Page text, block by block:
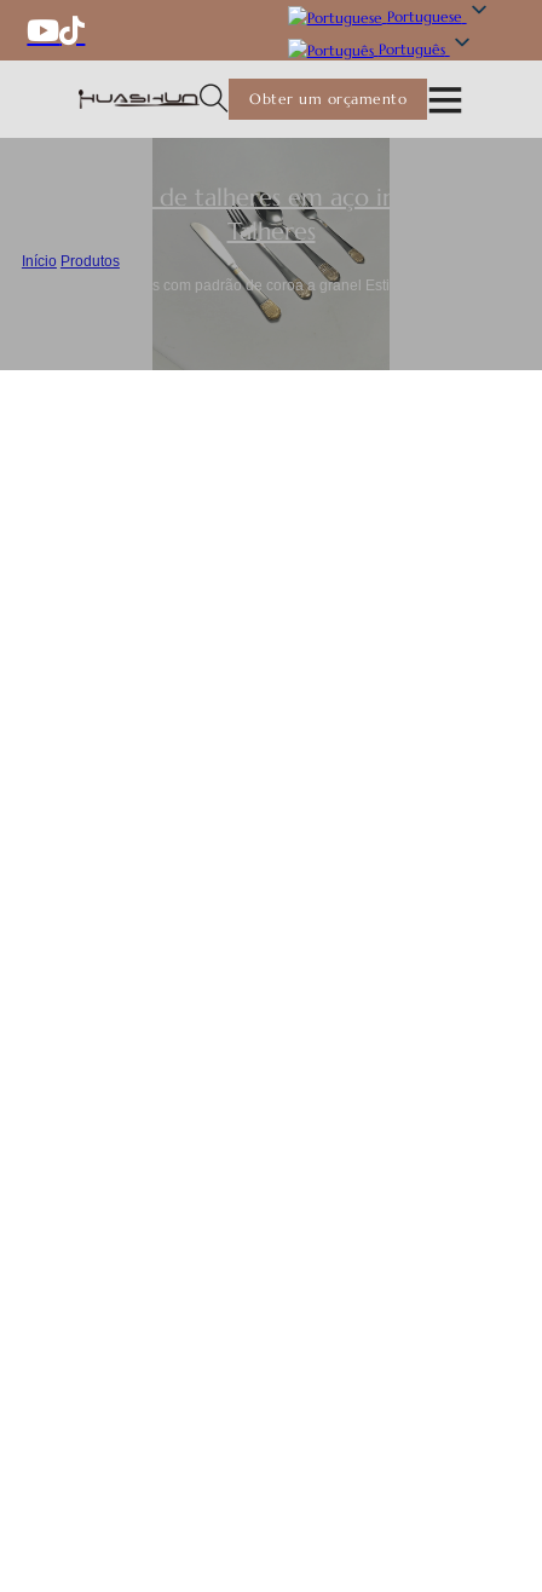
Portuguese
Português
Obter um orçamento
Conjunto de talheres em aço inoxidável
Talheres
Início Produtos/
Conjunto de talheres com padrão de coroa a granel Estilo luxuoso do